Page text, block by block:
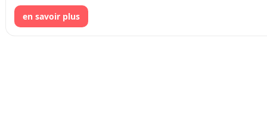
en savoir plus